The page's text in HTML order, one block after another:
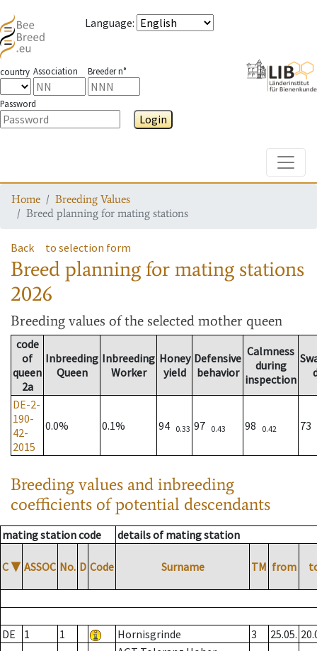
Language:
country Association Breeder n°
Password
Login
Home
Breeding Values
Breed planning for mating stations
Back to selection form
Breed planning for mating stations
2026
Breeding values of the selected mother queen
code
of
queen
2a
Inbreeding
Queen
Inbreeding
Worker
Honey
yield
Defensive
behavior
Calmness
during
inspection
DE-2-
190-
42-
2015
0.0% 0.1% 94 0.33 97 0.43 98 0.42 73
Breeding values and inbreeding
coefficients of potential descendants
mating station code details of mating station
C ▼ ASSOC No. D Code Surname TM from
DE 1 1 Hornisgrinde 3 25.05.